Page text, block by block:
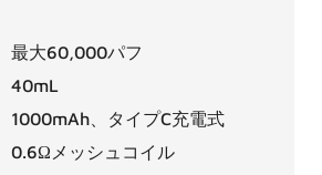
最大60,000パフ
40mL
1000mAh、タイプC充電式
0.6Ωメッシュコイル